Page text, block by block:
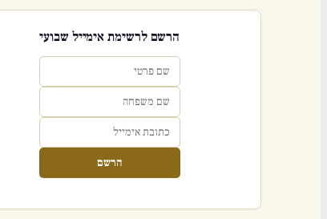
הרשם לרשימת אימייל שבועי
הרשם